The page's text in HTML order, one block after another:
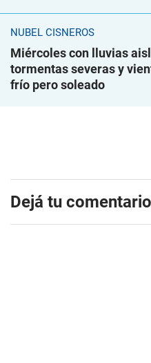
NUBEL CISNEROS
Miércoles con lluvias
tormentas severas y
frío pero soleado
Dejá tu comentario